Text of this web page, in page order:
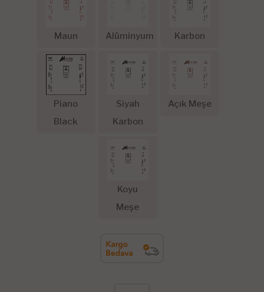
Maun Alüminyum Karbon
Piano
Black
Siyah
Karbon
Açık Meşe
Koyu
Meşe